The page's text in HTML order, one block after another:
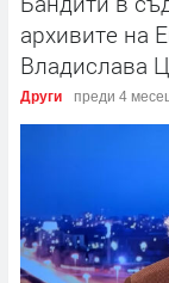
архивите на
Владислава
Други преди 4